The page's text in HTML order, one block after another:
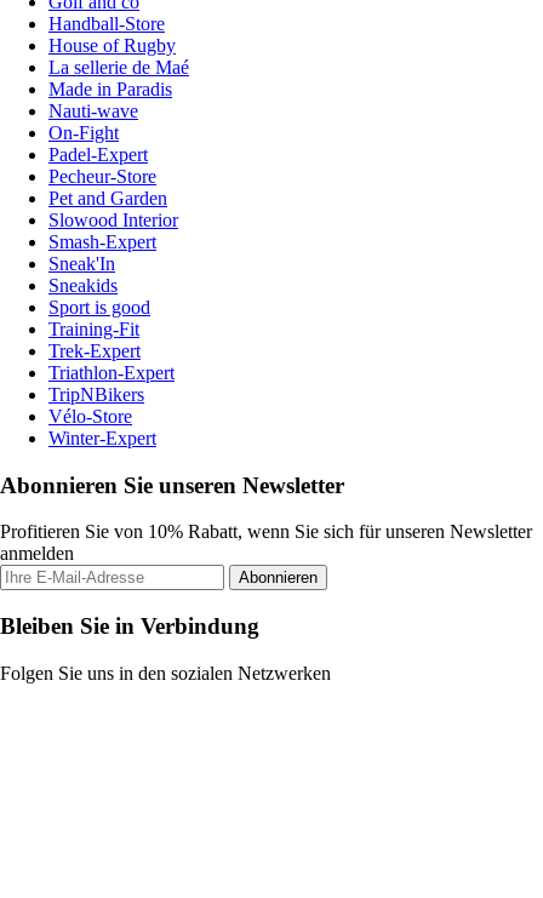
Handball-Store
House of Rugby
La sellerie de Maé
Made in Paradis
Nauti-wave
On-Fight
Padel-Expert
Pecheur-Store
Pet and Garden
Slowood Interior
Smash-Expert
Sneak'In
Sneakids
Sport is good
Training-Fit
Trek-Expert
Triathlon-Expert
TripNBikers
Vélo-Store
Winter-Expert
Abonnieren Sie unseren Newsletter
Profitieren Sie von 10% Rabatt, wenn Sie sich für unseren Newsletter
anmelden
Abonnieren
Bleiben Sie in Verbindung
Folgen Sie uns in den sozialen Netzwerken